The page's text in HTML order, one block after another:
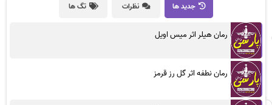
جدید ها نظرات تگ ها
رمان هیلر اثر میس اویل
رمان نطفه اثر گل رز قرمز